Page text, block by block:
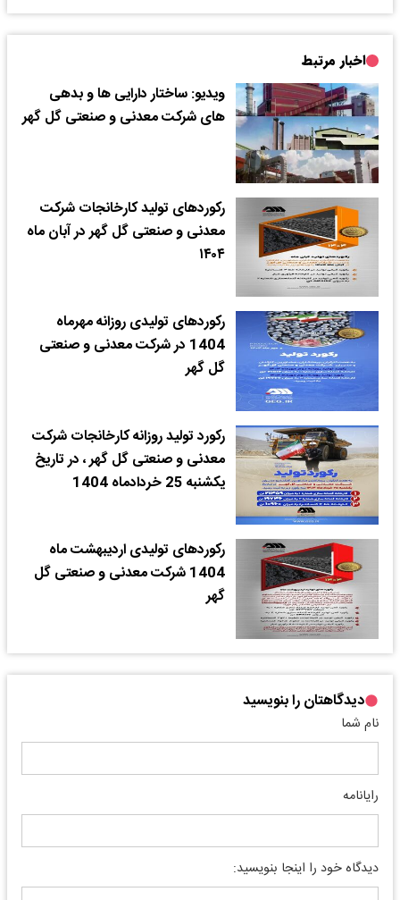
اخبار مرتبط
ویدیو: ساختار دارایی ها و بدهی
های شرکت معدنی و صنعتی گل گهر
رکوردهای تولید کارخانجات شرکت
معدنی و صنعتی گل گهر در آبان ماه
۱۴۰۴
رکوردهای تولیدی روزانه مهرماه
1404 در شرکت معدنی و صنعتی
گل گهر
رکورد تولید روزانه کارخانجات شرکت
معدنی و صنعتی گل گهر ، در تاریخ
یکشنبه 25 خردادماه 1404
رکوردهای تولیدی اردیبهشت ماه
1404 شرکت معدنی و صنعتی گل
گهر
دیدگاهتان را بنویسید
نام شما
رایانامه
دیدگاه خود را اینجا بنویسید: